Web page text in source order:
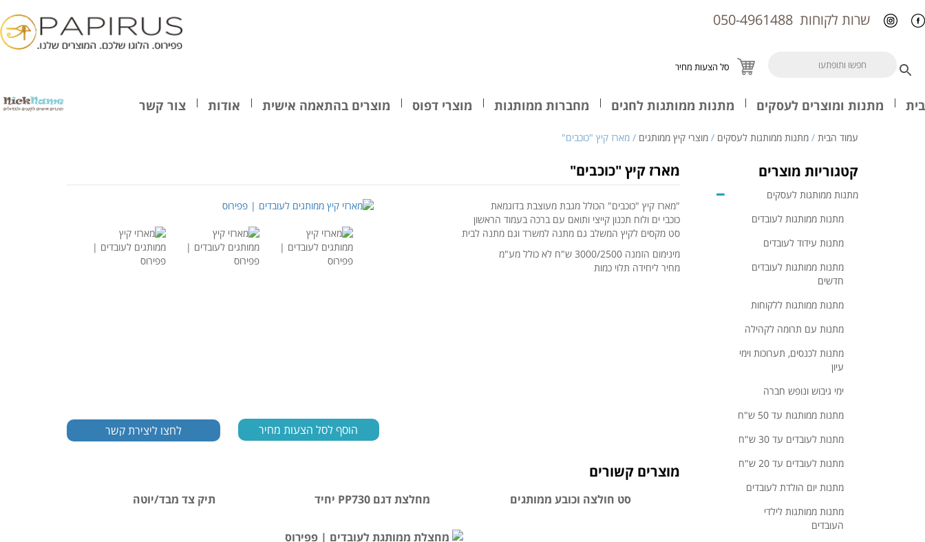
שרות לקוחות
סל הצעות מחיר
בית מתנות ומוצרים לעסקים מתנות ממותגות לחגים מחברות ממותגות מוצרי דפוס מוצרים בהתאמה אישית אודות צור קשר
עמוד הבית / מתנות ממותגות לעסקים / מוצרי קיץ ממותגים / מארז קיץ "כוכבים"
קטגוריות מוצרים
מתנות ממותגות לעסקים
מתנות ממותגות לעובדים
מתנות עידוד לעובדים
מתנות ממותגות לעובדים
חדשים
מתנות ממותגות ללקוחות
מתנות עם תרומה לקהילה
מתנות לכנסים, תערוכות וימי
עיון
ימי גיבוש ונופש חברה
מתנות ממותגות עד 50 ש"ח
מתנות לעובדים עד 30 ש"ח
מתנות לעובדים עד 20 ש"ח
מתנות יום הולדת לעובדים
מתנות ממותגות לילדי
העובדים
מארז קיץ "כוכבים"
"מארז קיץ "כוכבים" הכולל מגבת מעוצבת בדוגמאת
כוכבי ים ולוח תכנון קייצי ותואם עם ברכה בעמוד הראשון
סט מקסים לקיץ המשלב גם מתנה למשרד וגם מתנה לבית
מינימום הזמנה 3000/2500 ש"ח לא כולל מע"מ
מחיר ליחידה תלוי כמות
הוסף לסל הצעות מחיר
מוצרים קשורים
סט חולצה וכובע ממותגים מחלצת דגם PP730 יחיד תיק צד מבד/יוטה